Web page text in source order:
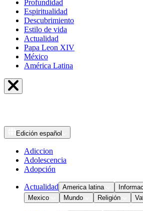
Profundidad
Espiritualidad
Descubrimiento
Estilo de vida
Actualidad
Papa Leon XIV
México
América Latina
Edición español
Adiccion
Adolescencia
Adopción
Actualidad America latina
Mexico
Mundo Religión